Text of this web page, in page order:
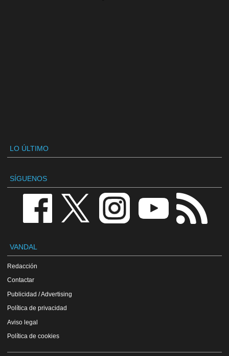
LO ÚLTIMO
SÍGUENOS
VANDAL
Redacción
Contactar
Publicidad / Advertising
Política de privacidad
Aviso legal
Política de cookies